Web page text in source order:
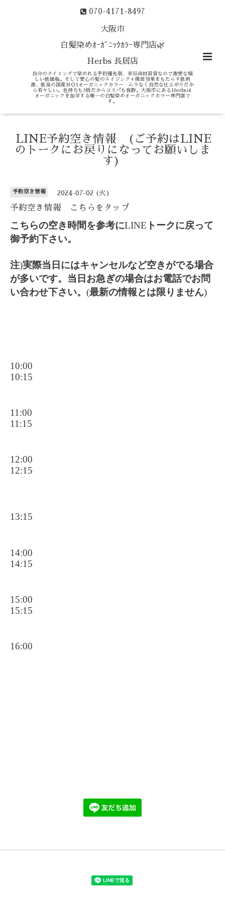
070-4171-8497
大阪市
白髪染めｵｰｶﾞﾆｯｸｶﾗｰ専門店🌿
Herbs 長居店
自分のタイミングで染めれる予約優先制、美容商材直営なので激安な嬉
しい低価格。そして安心の髪のエイジング＋保湿効果をもたらす低刺
激、低臭の国産ＮＯ1オーガニックカラー ムラなく自然な仕上がりだか
ら若々しい。色持ちも3倍だからコスパも抜群。大阪市にあるHerbsは
オーガニックを加学する唯一の白髪染めオーガニックカラー専門店で
す。
LINE予約空き情報 (ご予約はLINE
のトークにお戻りになってお願いしま
す)
予約空き情報 2024-07-02 (火)
予約空き情報 こちらをタップ
こちらの空き時間を参考にLINE トークに戻って
御予約下さい。
注)実際当日にはキャンセルなど空きがでる場合
が多いです。当日お急ぎの場合はお電話でお問
い合わせ下さい。 (最新の情報とは限りません)
10:00
10:15
11:00
11:15
12:00
12:15
13:15
14:00
14:15
15:00
15:15
16:00